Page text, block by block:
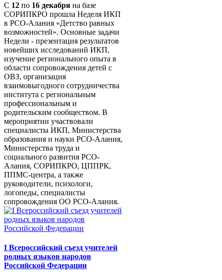
С 12 по 16 декабря на базе
СОРИПКРО прошла Неделя ИКП
в РСО-Алания «Детство равных
возможностей». Основные задачи
Недели - презентация результатов
новейших исследований ИКП,
изучение регионального опыта в
области сопровождения детей с
ОВЗ, организация
взаимовыгодного сотрудничества
института с региональным
профессиональным и
родительским сообществом. В
мероприятии участвовали
специалисты ИКП, Министерства
образования и науки РСО-Алания,
Министерства труда и
социального развития РСО-
Алания, СОРИПКРО, ЦППРК,
ППМС-центра, а также
руководители, психологи,
логопеды, специалисты
сопровождения ОО РСО-Алания.
I Всероссийский съезд учителей
родных языков народов
Российской Федерации